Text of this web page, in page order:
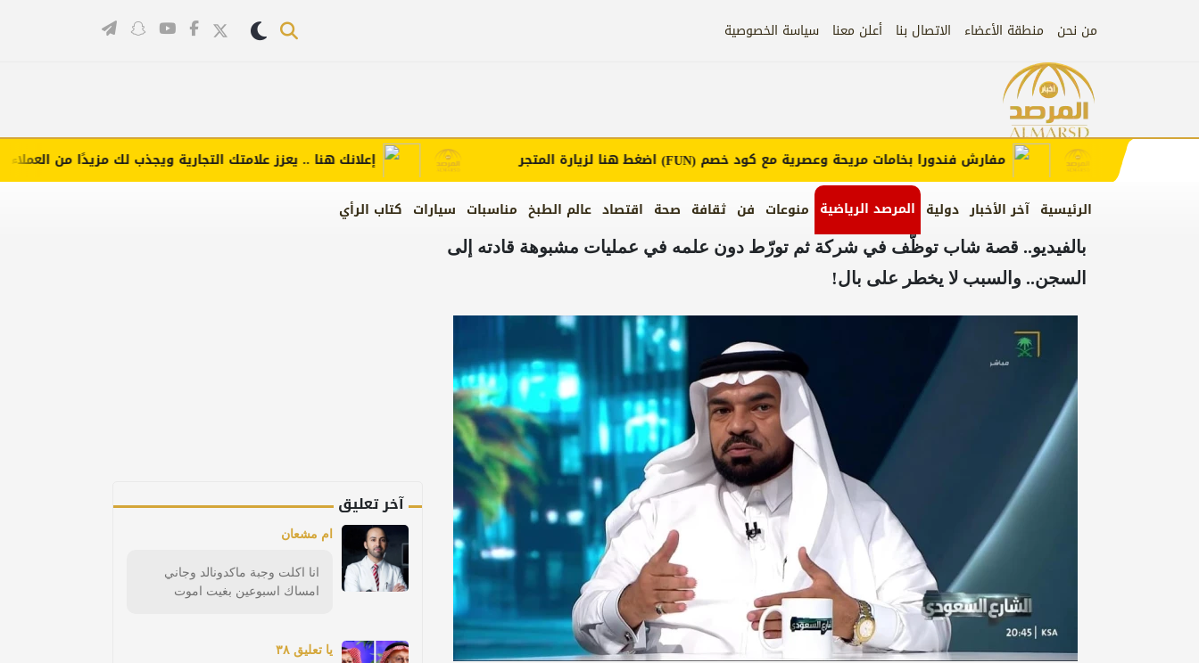
من نحن منطقة الأعضاء الاتصال بنا أعلن معنا سياسة الخصوصية
الرئيسية آخر الأخبار دولية المرصد الرياضية منوعات فن ثقافة صحة اقتصاد عالم الطبخ مناسبات سيارات كتاب الرأي
إعلانك هنا .. يعزز علامتك التجارية ويجذب لك مزيدًا من العملاء مفارش فندورا بخامات مريحة وعصرية مع كود خصم(FUN)اضغط هنا لزيارة المتجر
بالفيديو.. قصة شاب توظّف في شركة ثم تورّط دون علمه في عمليات مشبوهة قادته إلى
السجن.. والسبب لا يخطر على بال!
آخر تعليق
ام مشعان
انا اكلت وجبة ماكدونالد وجاني
امساك اسبوعين بغيت اموت
يا تعليق ٣٨